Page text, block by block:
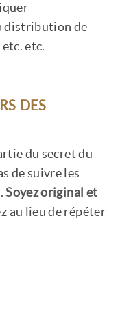
distribution de
etc.
DES
du secret du
de suivre les
Soyez original et
au lieu de répéter